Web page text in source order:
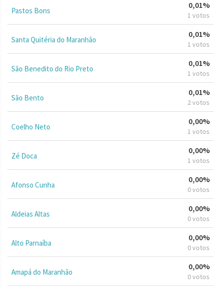
Pastos Bons
0,01%
1 votos
Santa Quitéria do Maranhão
0,01%
1 votos
São Benedito do Rio Preto
0,01%
1 votos
São Bento
0,01%
2 votos
Coelho Neto
0,00%
1 votos
Zé Doca
0,00%
1 votos
Afonso Cunha
0,00%
0 votos
Aldeias Altas
0,00%
0 votos
Alto Parnaíba
0,00%
0 votos
Amapá do Maranhão
0,00%
0 votos